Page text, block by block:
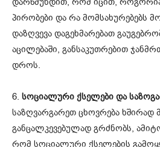
პირობები და რა მომსახურებებს
დაზღვევა დაგეხმარებათ
აცილებაში, განსაკუთრებით
დროს.
6. სოციალური ქსელები და
საზღვარგარეთ ცხოვრება ხშირად
განცალკევებულად გრძნობს,
რომ სოციალური ქსელების